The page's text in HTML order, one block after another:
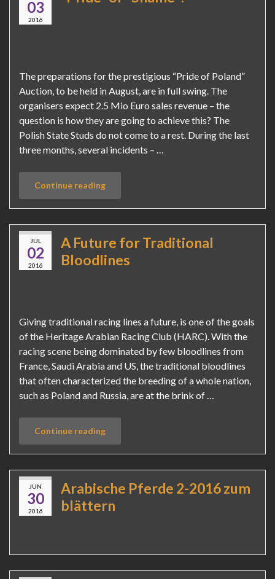
03
2016
The preparations for the prestigious “Pride of Poland”
Auction, to be held in August, are in full swing. The
organisers expect 2.5 Mio Euro sales revenue – the
question is how they are going to achieve this? The
Polish State Studs do not come to a rest. During the last
three months, several incidents – …
Continue reading
JUL
02
2016
A Future for Traditional
Bloodlines
Giving traditional racing lines a future, is one of the goals
of the Heritage Arabian Racing Club (HARC). With the
racing scene being dominated by few bloodlines from
France, Saudi Arabia and US, the traditional bloodlines
that often characterized the breeding of a whole nation,
such as Poland and Russia, are at the brink of …
Continue reading
JUN
30
2016
Arabische Pferde 2-2016 zum
blättern